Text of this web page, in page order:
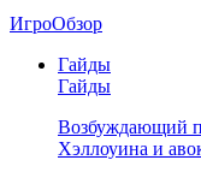
ИгроОбзор
Гайды
Гайды
Возбуждающий
Хэллоуина и